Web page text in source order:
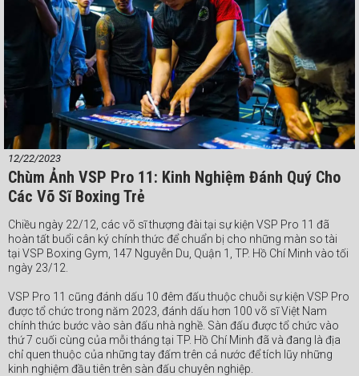
12/22/2023
Chùm Ảnh VSP Pro 11: Kinh Nghiệm Đánh Quý Cho
Các Võ Sĩ Boxing Trẻ
Chiều ngày 22/12, các võ sĩ thượng đài tại sự kiện VSP Pro 11 đã
hoàn tất buổi cân ký chính thức để chuẩn bị cho những màn so tài
tại VSP Boxing Gym, 147 Nguyễn Du, Quận 1, TP. Hồ Chí Minh vào tối
ngày 23/12.
VSP Pro 11 cũng đánh dấu 10 đêm đấu thuộc chuỗi sự kiện VSP Pro
được tổ chức trong năm 2023, đánh dấu hơn 100 võ sĩ Việt Nam
chính thức bước vào sàn đấu nhà nghề. Sàn đấu được tổ chức vào
thứ 7 cuối cùng của mỗi tháng tại TP. Hồ Chí Minh đã và đang là địa
chỉ quen thuộc của những tay đấm trên cả nước để tích lũy những
kinh nghiệm đầu tiên trên sàn đấu chuyên nghiệp.